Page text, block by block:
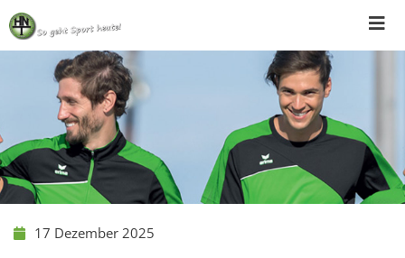
Skip
to
content
17 Dezember 2025